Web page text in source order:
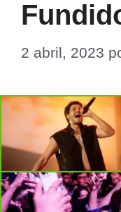
2 abril, 2023